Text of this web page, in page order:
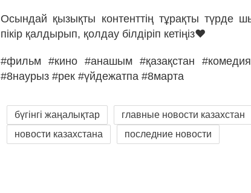
Осындай қызықты контенттің тұрақты түрде
пікір қалдырып, қолдау білдіріп кетіңіз❤
#фильм #кино #анашым #қазақстан
#8наурыз #рек #үйдежатпа #8марта
бүгінгі жаңалықтар главные новости казахстан
новости казахстана
последние новости